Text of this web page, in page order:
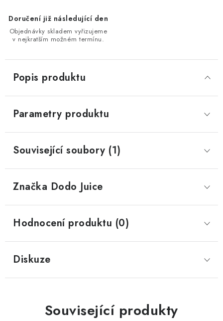
Doručení již následující den
Objednávky skladem vyřizujeme
v nejkratším možném termínu.
Popis produktu
Parametry produktu
Související soubory (1)
Značka Dodo Juice
Hodnocení produktu (0)
Diskuze
Související produkty